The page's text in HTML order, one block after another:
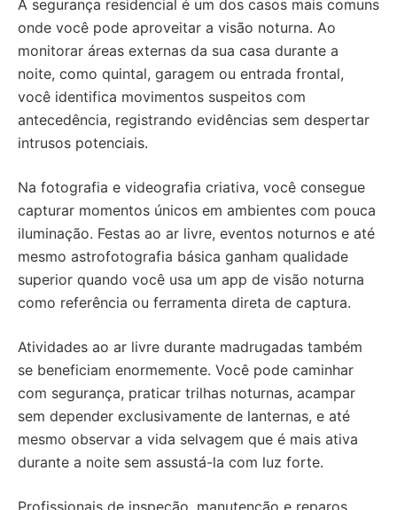
A segurança residencial é um dos casos mais comuns
onde você pode aproveitar a visão noturna. Ao
monitorar áreas externas da sua casa durante a
noite, como quintal, garagem ou entrada frontal,
você identifica movimentos suspeitos com
antecedência, registrando evidências sem despertar
intrusos potenciais.
Na fotografia e videografia criativa, você consegue
capturar momentos únicos em ambientes com pouca
iluminação. Festas ao ar livre, eventos noturnos e até
mesmo astrofotografia básica ganham qualidade
superior quando você usa um app de visão noturna
como referência ou ferramenta direta de captura.
Atividades ao ar livre durante madrugadas também
se beneficiam enormemente. Você pode caminhar
com segurança, praticar trilhas noturnas, acampar
sem depender exclusivamente de lanternas, e até
mesmo observar a vida selvagem que é mais ativa
durante a noite sem assustá-la com luz forte.